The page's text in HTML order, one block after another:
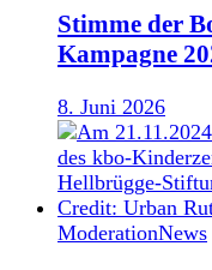
Stimme der
Kampagne
8. Juni 2026
ModerationNews